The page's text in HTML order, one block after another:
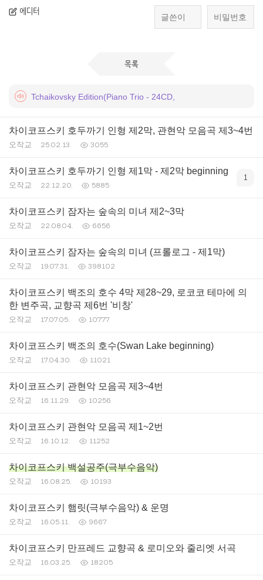
에디터
목록
Tchaikovsky Edition(Piano Trio - 24CD,
차이코프스키 호두까기 인형 제2막, 관현악 모음곡 제3~4번
오작교 25.02.13. 3055
차이코프스키 호두까기 인형 제1막 - 제2막 beginning
오작교 22.12.20. 5885
1
차이코프스키 잠자는 숲속의 미녀 제2~3막
오작교 22.08.04. 6656
차이코프스키 잠자는 숲속의 미녀 (프롤로그 - 제1막)
오작교 19.07.31. 398102
차이코프스키 백조의 호수 4막 제28~29, 로코코 테마에 의
한 변주곡, 교향곡 제6번 '비창'
오작교 17.07.05. 10777
차이코프스키 백조의 호수(Swan Lake beginning)
오작교 17.04.30. 11021
차이코프스키 관현악 모음곡 제3~4번
오작교 16.11.29. 10256
차이코프스키 관현악 모음곡 제1~2번
오작교 16.10.12. 11252
차이코프스키 백설공주(극부수음악)
오작교 16.08.25. 10193
차이코프스키 햄릿(극부수음악) & 운명
오작교 16.05.11. 9667
차이코프스키 만프레드 교향곡 & 로미오와 줄리엣 서곡
오작교 16.03.25. 18205